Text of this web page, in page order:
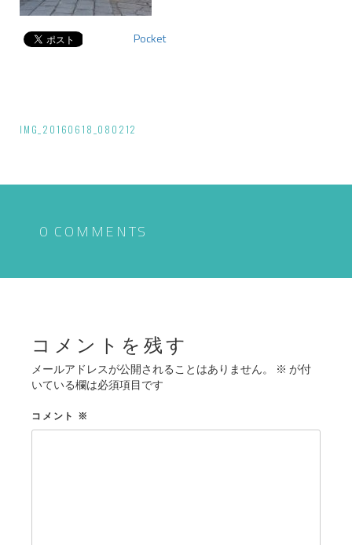
Pocket
投
ナ
シ
IMG_20160618_080212
0 COMMENTS
コメントを残す
メールアドレスが公開されることはありません。 ※ が付
いている欄は必須項目です
コメント ※